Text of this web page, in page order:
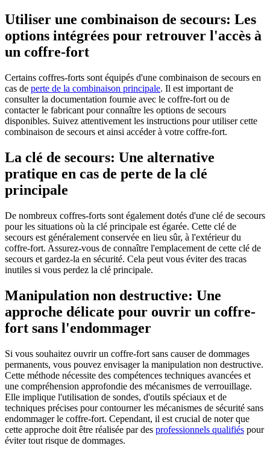
Utiliser une combinaison de secours: Les
options intégrées pour retrouver l'accès à
un coffre-fort
Certains coffres-forts sont équipés d'une combinaison de secours en
cas de perte de la combinaison principale. Il est important de
consulter la documentation fournie avec le coffre-fort ou de
contacter le fabricant pour connaître les options de secours
disponibles. Suivez attentivement les instructions pour utiliser cette
combinaison de secours et ainsi accéder à votre coffre-fort.
La clé de secours: Une alternative
pratique en cas de perte de la clé
principale
De nombreux coffres-forts sont également dotés d'une clé de secours
pour les situations où la clé principale est égarée. Cette clé de
secours est généralement conservée en lieu sûr, à l'extérieur du
coffre-fort. Assurez-vous de connaître l'emplacement de cette clé de
secours et gardez-la en sécurité. Cela peut vous éviter des tracas
inutiles si vous perdez la clé principale.
Manipulation non destructive: Une
approche délicate pour ouvrir un coffre-
fort sans l'endommager
Si vous souhaitez ouvrir un coffre-fort sans causer de dommages
permanents, vous pouvez envisager la manipulation non destructive.
Cette méthode nécessite des compétences techniques avancées et
une compréhension approfondie des mécanismes de verrouillage.
Elle implique l'utilisation de sondes, d'outils spéciaux et de
techniques précises pour contourner les mécanismes de sécurité sans
endommager le coffre-fort. Cependant, il est crucial de noter que
cette approche doit être réalisée par des professionnels qualifiés pour
éviter tout risque de dommages.